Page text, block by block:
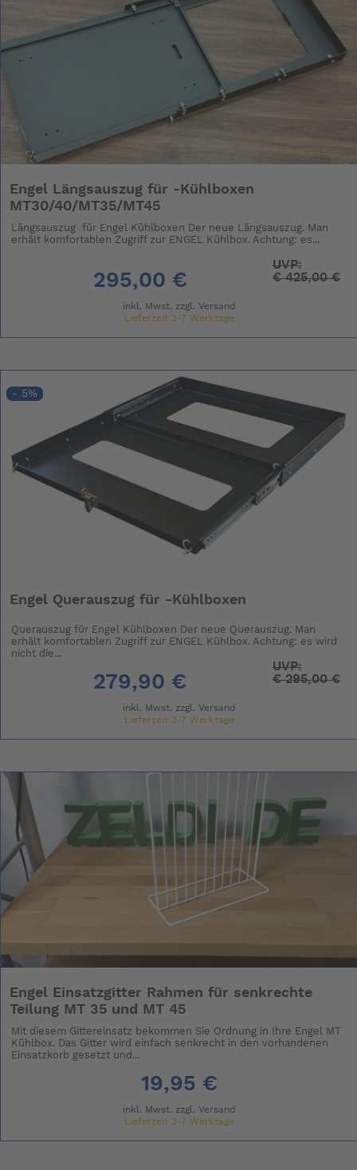
Engel Längsauszug für -Kühlboxen
MT30/40/MT35/MT45
Längsauszug für Engel Kühlboxen Der neue Längsauszug. Man
erhält komfortablen Zugriff zur ENGEL Kühlbox. Achtung: es...
295,00 €
UVP:
€425,00 €
inkl. Mwst. zzgl. Versand
Lieferzeit 3-7 Werktage
- 5%
Engel Querauszug für -Kühlboxen
Querauszug für Engel Kühlboxen Der neue Querauszug. Man
erhält komfortablen Zugriff zur ENGEL Kühlbox. Achtung: es wird
nicht die...
279,90 €
UVP:
€295,00 €
inkl. Mwst. zzgl. Versand
Lieferzeit 3-7 Werktage
Engel Einsatzgitter Rahmen für senkrechte
Teilung MT 35 und MT 45
Mit diesem Gittereinsatz bekommen Sie Ordnung in Ihre Engel MT
Kühlbox. Das Gitter wird einfach senkrecht in den vorhandenen
Einsatzkorb gesetzt und...
19,95 €
inkl. Mwst. zzgl. Versand
Lieferzeit 3-7 Werktage